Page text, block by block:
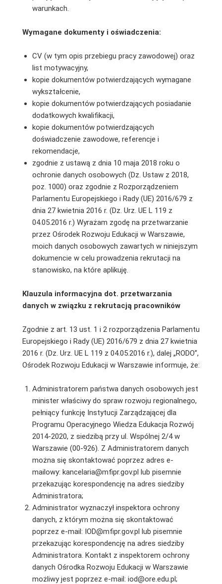
warunkach.
Wymagane dokumenty i oświadczenia:
CV (w tym opis przebiegu pracy zawodowej) oraz
list motywacyjny,
kopie dokumentów potwierdzających wymagane
wykształcenie,
kopie dokumentów potwierdzających posiadanie
dodatkowych kwalifikacji,
kopie dokumentów potwierdzających
doświadczenie zawodowe, referencje i
rekomendacje,
zgodnie z ustawą z dnia 10 maja 2018 roku o
ochronie danych osobowych (Dz. Ustaw z 2018,
poz. 1000) oraz zgodnie z Rozporządzeniem
Parlamentu Europejskiego i Rady (UE) 2016/679 z
dnia 27 kwietnia 2016 r. (Dz. Urz. UE L 119 z
04.05.2016 r.) Wyrażam zgodę na przetwarzanie
przez Ośrodek Rozwoju Edukacji w Warszawie,
moich danych osobowych zawartych w niniejszym
dokumencie w celu prowadzenia rekrutacji na
stanowisko, na które aplikuję.
Klauzula informacyjna dot. przetwarzania
danych w związku z rekrutacją pracowników
Zgodnie z art. 13 ust. 1 i 2 rozporządzenia Parlamentu
Europejskiego i Rady (UE) 2016/679 z dnia 27 kwietnia
2016 r. (Dz. Urz. UE L 119 z 04.05.2016 r.), dalej „RODO”,
Ośrodek Rozwoju Edukacji w Warszawie informuje, że:
Administratorem państwa danych osobowych jest
minister właściwy do spraw rozwoju regionalnego,
pełniący funkcję Instytucji Zarządzającej dla
Programu Operacyjnego Wiedza Edukacja Rozwój
2014-2020, z siedzibą przy ul. Wspólnej 2/4 w
Warszawie (00-926). Z Administratorem danych
można się skontaktować poprzez adres e-
mailowy: kancelaria@mfipr.gov.pl lub pisemnie
przekazując korespondencję na adres siedziby
Administratora;
Administrator wyznaczył inspektora ochrony
danych, z którym można się skontaktować
poprzez e-mail: IOD@mfipr.gov.pl lub pisemnie
przekazując korespondencję na adres siedziby
Administratora. Kontakt z inspektorem ochrony
danych Ośrodka Rozwoju Edukacji w Warszawie
możliwy jest poprzez e-mail: iod@ore.edu.pl;